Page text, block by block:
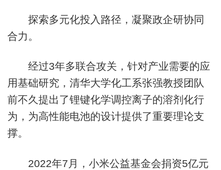
探索多元化投入路径，凝聚政企研协同
合力。
经过3年多联合攻关，针对产业需要的应
用基础研究，清华大学化工系张强教授团队
前不久提出了锂键化学调控离子的溶剂化行
为，为高性能电池的设计提供了重要理论支
撑。
2022年7月，小米公益基金会捐资5亿元